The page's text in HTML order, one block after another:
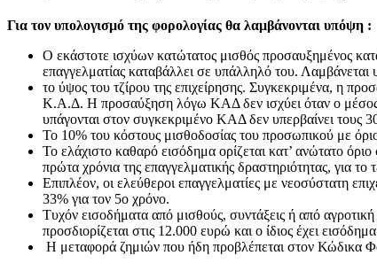
Για τον υπολογισμό της φορολογίας θα λαμβάνονται υπόψη :
Ο εκάστοτε ισχύων κατώτατος μισθός προσαυξημένος
επαγγελματίας καταβάλλει σε υπάλληλό του.
το ύψος του τζίρου της επιχείρησης. Συγκεκριμένα, η
Κ.Α.Δ. Η προσαύξηση λόγω ΚΑΔ δεν ισχύει όταν ο μέσος
υπάγονται στον συγκεκριμένο ΚΑΔ δεν υπερβαίνει τους
Το 10% του κόστους μισθοδοσίας του προσωπικού με
Το ελάχιστο καθαρό εισόδημα ορίζεται κατ’ ανώτατο
πρώτα χρόνια της επαγγελματικής δραστηριότητας, για
Eπιπλέον, οι ελεύθεροι επαγγελματίες με νεοσύστατη
33% για τον 5ο χρόνο.
Τυχόν εισοδήματα από μισθούς, συντάξεις ή από
προσδιορίζεται στις 12.000 ευρώ και ο ίδιος έχει
Η μεταφορά ζημιών που ήδη προβλέπεται στον Κώδικα